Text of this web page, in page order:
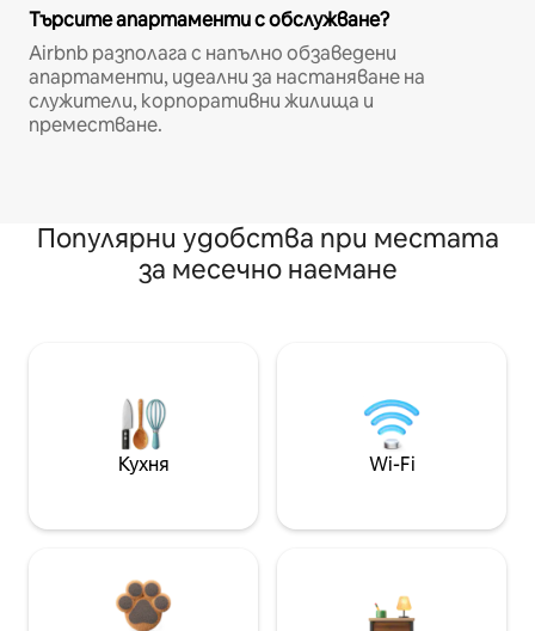
Търсите апартаменти с обслужване?
Airbnb разполага с напълно обзаведени
апартаменти, идеални за настаняване на
служители, корпоративни жилища и
преместване.
Популярни удобства при местата
за месечно наемане
Кухня Wi-Fi